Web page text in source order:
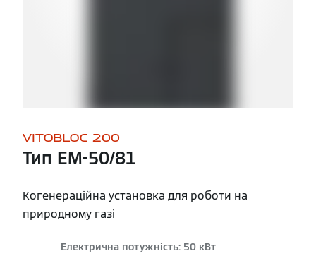
VITOBLOC 200
Тип EM-50/81
Когенераційна установка для роботи на
природному газі
Електрична потужність: 50 кВт